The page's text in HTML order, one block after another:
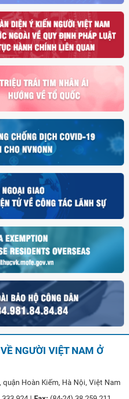
NGƯỜI VIỆT NAM Ở
quận Hoàn Kiếm, Hà Nội, Việt Nam